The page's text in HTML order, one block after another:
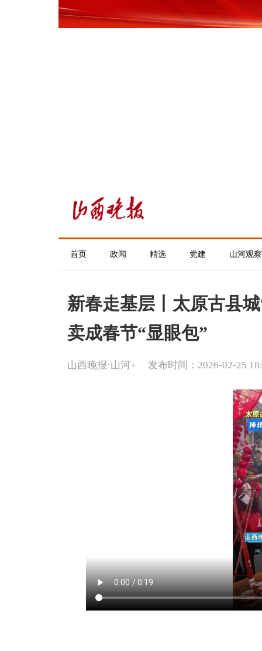
首页 政闻 精选 党建 山河观察
新春走基层丨太原古县
卖成春节“显眼包”
山西晚报·山河+ 发布时间：2026-02-25